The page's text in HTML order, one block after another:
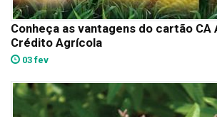
Conheça as vantagens do cartão
Crédito Agrícola
03 fev